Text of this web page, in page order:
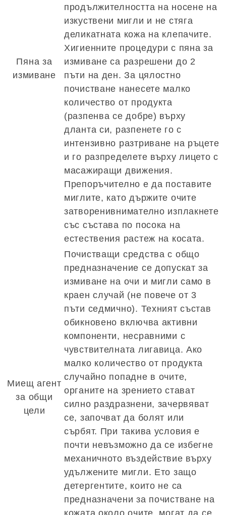
Пяна за
измиване
продължителността на носене на
изкуствени мигли и не стяга
деликатната кожа на клепачите.
Хигиенните процедури с пяна за
измиване са разрешени до 2
пъти на ден. За цялостно
почистване нанесете малко
количество от продукта
(разпенва се добре) върху
дланта си, разпенете го с
интензивно разтриване на ръцете
и го разпределете върху лицето с
масажиращи движения.
Препоръчително е да поставите
миглите, като държите очите
затворенивнимателно изплакнете
със състава по посока на
естествения растеж на косата.
Миещ агент
за общи
цели
Почистващи средства с общо
предназначение се допускат за
измиване на очи и мигли само в
краен случай (не повече от 3
пъти седмично). Техният състав
обикновено включва активни
компоненти, несравними с
чувствителната лигавица. Ако
малко количество от продукта
случайно попадне в очите,
органите на зрението стават
силно раздразнени, зачервяват
се, започват да болят или
сърбят. При такива условия е
почти невъзможно да се избегне
механичното въздействие върху
удължените мигли. Ето защо
детергентите, които не са
предназначени за почистване на